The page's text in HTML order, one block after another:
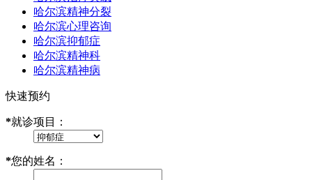
哈尔滨精神分裂
哈尔滨心理咨询
哈尔滨抑郁症
哈尔滨精神科
哈尔滨精神病
快速预约
*就诊项目：
*您的姓名：